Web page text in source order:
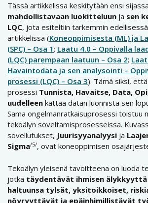
Tässä artikkelissa keskitytään ensi sijassa
mahdollistavaan luokitteluun ja sen
LQC, jota esiteltiin tarkemmin edellisessä
artikkelissa (Koneoppimisesta (ML) ja
(SPC) – Osa 1; Laatu 4.0 – Oppivalla
(LQC) parempaan laatuun – Osa 2;
Havaintodata ja sen analysointi –
prosessi (LQC) – Osa 3). Tämä siksi,
prosessi Tunnista, Havaitse, Data,
uudelleen kattaa datan luonnista sen
Sama ongelmanratkaisuprosessi toistuu
tekoälyn soveltamisprosesseissa.
sovellutukset, Juurisyyanalyysi ja
Sigma/5/, ovat koneoppimisen
Tekoälyn yleisenä tavoitteena on luoda
jotka täydentävät ihmisen älykkyyttä
haltuunsa tylsät, yksitoikkoiset,
nöyryyttävät ja epäinhimillistävät